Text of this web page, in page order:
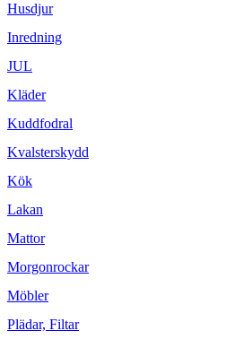
Husdjur
Inredning
JUL
Kläder
Kuddfodral
Kvalsterskydd
Kök
Lakan
Mattor
Morgonrockar
Möbler
Plädar, Filtar